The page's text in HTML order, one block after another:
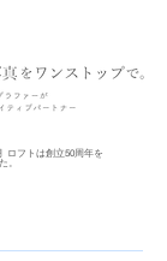
ロフトは創立50周年を
。